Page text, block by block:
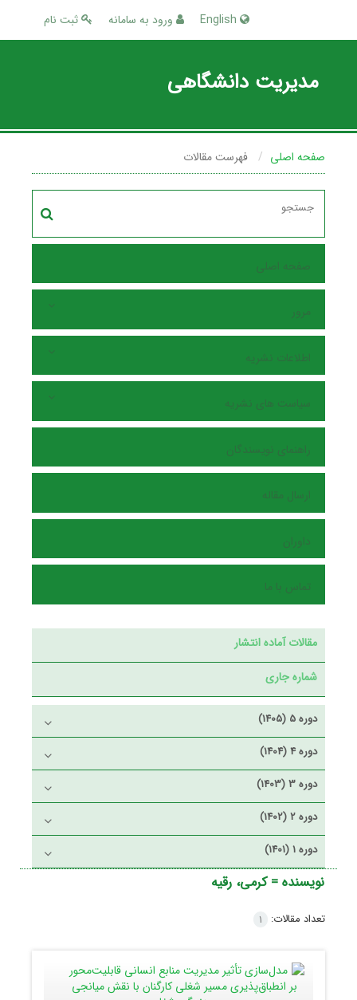
ثبت نام ورود به سامانه
مدیریت دانشگاهی
صفحه اصلی فهرست مقالات
صفحه اصلی
مرور
اطلاعات نشریه
سیاست های نشریه
راهنمای نویسندگان
ارسال مقاله
داوران
تماس با ما
مقالات آماده انتشار
شماره جاری
دوره 5 (1405)
دوره 4 (1404)
دوره 3 (1403)
دوره 2 (1402)
دوره 1 (1401)
نویسنده =کرمی، رقیه
تعداد مقالات: 1